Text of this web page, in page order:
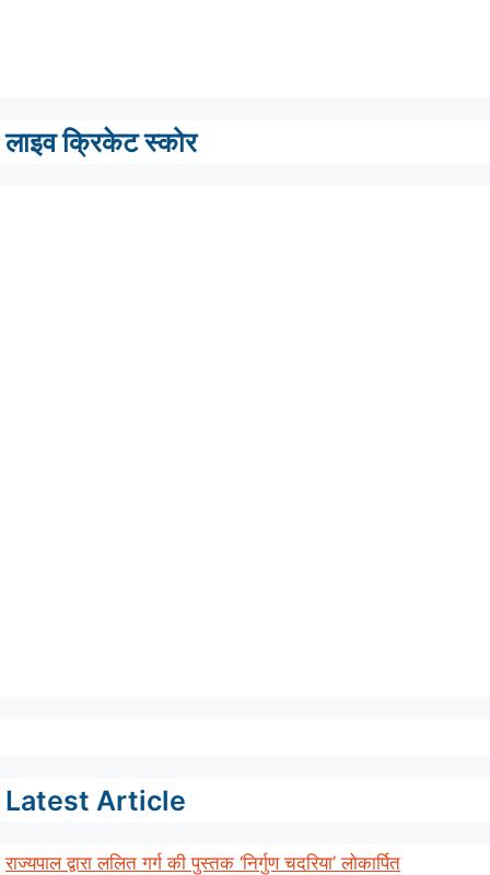
लाइव क्रिकेट स्कोर
Latest Article
राज्यपाल द्वारा ललित गर्ग की पुस्तक ‘निर्गुण चदरिया’ लोकार्पित